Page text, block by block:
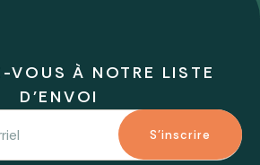
VOUS À NOTRE LISTE
D'ENVOI
S'inscrire